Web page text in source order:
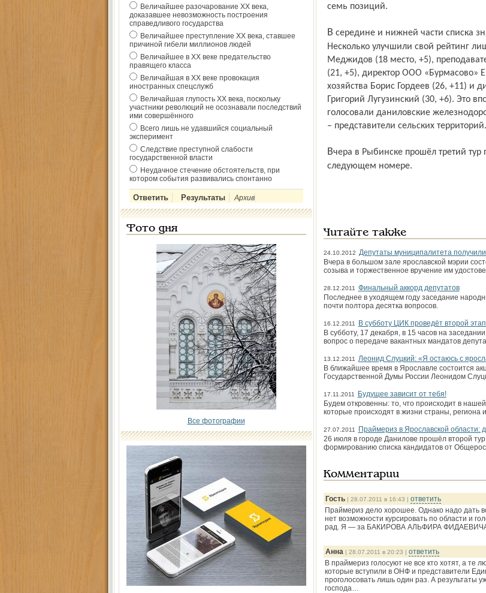
Величайшее разочарование ХХ века,
доказавшее невозможность построения
справедливого государства
Величайшее преступление ХХ века, ставшее
причиной гибели миллионов людей
Величайшее в ХХ веке предательство
правящего класса
Величайшая в ХХ веке провокация
иностранных спецслужб
Величайшая глупость ХХ века, поскольку
участники революций не осознавали последствий
ими совершённого
Всего лишь не удавшийся социальный
эксперимент
Следствие преступной слабости
государственной власти
Неудачное стечение обстоятельств, при
котором события развивались спонтанно
Архив
Фото дня
Все фотографии
семь позиций.
В середине и нижней части списка значительных изменений не произошло.
Несколько улучшили свой рейтинг
Меджидов (18 место, +5),
(21, +5), директор ООО «Бурмасово»
хозяйства Борис Гордеев (26, +11) и
Григорий Лугузинский (30, +6). Это
голосовали данилов­ские
– представители сельских территорий.
Вчера в Рыбинске прошёл третий тур праймериз. О его результатах читайте в
следующем номере.
Читайте также
24.10.2012 Депутаты муниципалитета
Вчера в большом зале ярославской мэрии
созыва и торжественное вручение им
28.12.2011
Финальный аккорд депутатов
Последнее в уходящем году заседание
почти полтора десятка вопросов.
16.12.2011
В субботу ЦИК проведёт второй
В субботу, 17 декабря, в 15 часов на
вопрос о передаче вакантных мандатов
13.12.2011
Леонид Слуцкий: «Я остаюсь с
В ближайшее время в Ярославле состоится
Государственной Думы России Леонидом
17.11.2011
Будущее зависит от тебя!
Будем откровенны: то, что происходит в
которые происходят в жизни страны, региона
27.07.2011
Праймериз в Ярославской области:
26 июля в городе Данилове прошёл второй
формированию списка кандидатов от
Комментарии
Гость| 28.07.2011 в 16:43 | ответить
Праймериз дело хорошее. Однако надо дать
нет возможности курсировать по области и
рад. Я — за БАКИРОВА АЛЬФИРА
Анна | 28.07.2011 в 20:23 | ответить
В праймериз голосуют не все кто хотят, а те
которые вступили в ОНФ и представители
проголосовать лишь один раз. А результаты
господа…